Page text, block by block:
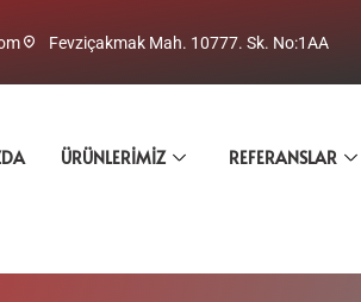
Fevziçakmak Mah. 10777. Sk. No:1AA
ÜRÜNLERIMIZ REFERANSLAR